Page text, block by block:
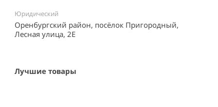
Юридический
Оренбургский район, посёлок Пригородный,
Лесная улица, 2Е
Лучшие товары